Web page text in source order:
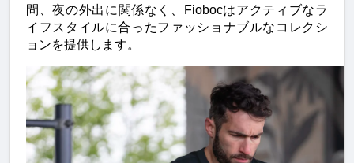
問、夜の外出に関係なく、Fiobocはアクティブなラ
イフスタイルに合ったファッショナブルなコレクシ
ョンを提供します。